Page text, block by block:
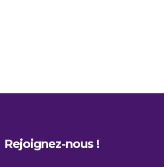
Rejoignez-nous !